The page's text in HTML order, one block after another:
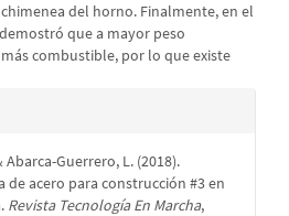
del horno. Finalmente, en el
que a mayor peso
combustible, por lo que existe
Abarca-Guerrero, L. (2018).
de acero para construcción #3 en
Revista Tecnología En Marcha,